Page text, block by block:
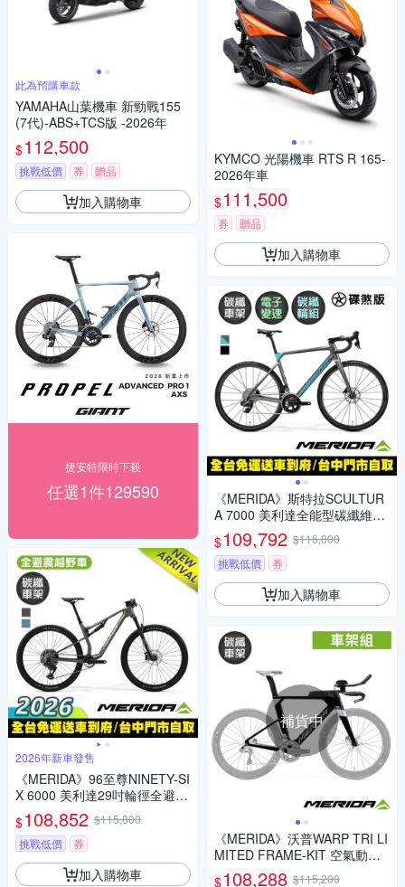
此為預購車款
YAMAHA山葉機車 新勁戰155
(7代)-ABS+TCS版 -2026年
$112,500
挑戰低價 券 贈品
加入購物車
捷安特限時下殺
任選1件129590
2026年新車發售
《MERIDA》96至尊NINETY-SI
X 6000 美利達29吋輪徑全避震
碳纖維越野登山車 無附踏板/越
野/林道/XC/馬拉松越野/長途耐
力自行車/美利達2026
$108,852 $115,800
挑戰低價
券
加入購物車
KYMCO 光陽機車 RTS R 165-
2026年車
$111,500
券 贈品
加入購物車
《MERIDA》斯特拉SCULTUR
A 7000 美利達全能型碳纖維碟
煞公路車 無附踏板/SRAM無線
變速/碳纖輪組/跑車
$109,792 $116,800
挑戰低價
券
加入購物車
補貨中
《MERIDA》沃普WARP TRI LI
MITED FRAME-KIT 空氣動力
型碳纖維 美利達三鐵專用車架
$108,288 $115,200